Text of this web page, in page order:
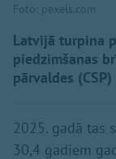
Foto: pexels.com
Latvijā turpina
piedzimšanas
pārvaldes
2025. gadā tas
30,4 gadiem